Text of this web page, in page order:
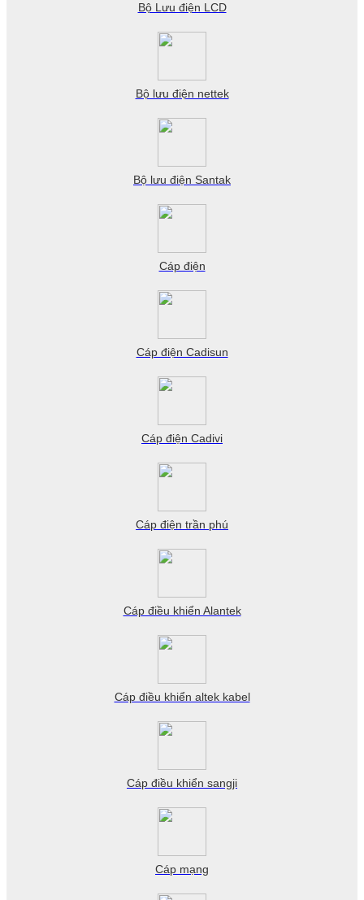
Bộ Lưu điện LCD
Bộ lưu điện nettek
Bộ lưu điện Santak
Cáp điện
Cáp điện Cadisun
Cáp điện Cadivi
Cáp điện trần phú
Cáp điều khiển Alantek
Cáp điều khiển altek kabel
Cáp điều khiển sangji
Cáp mạng